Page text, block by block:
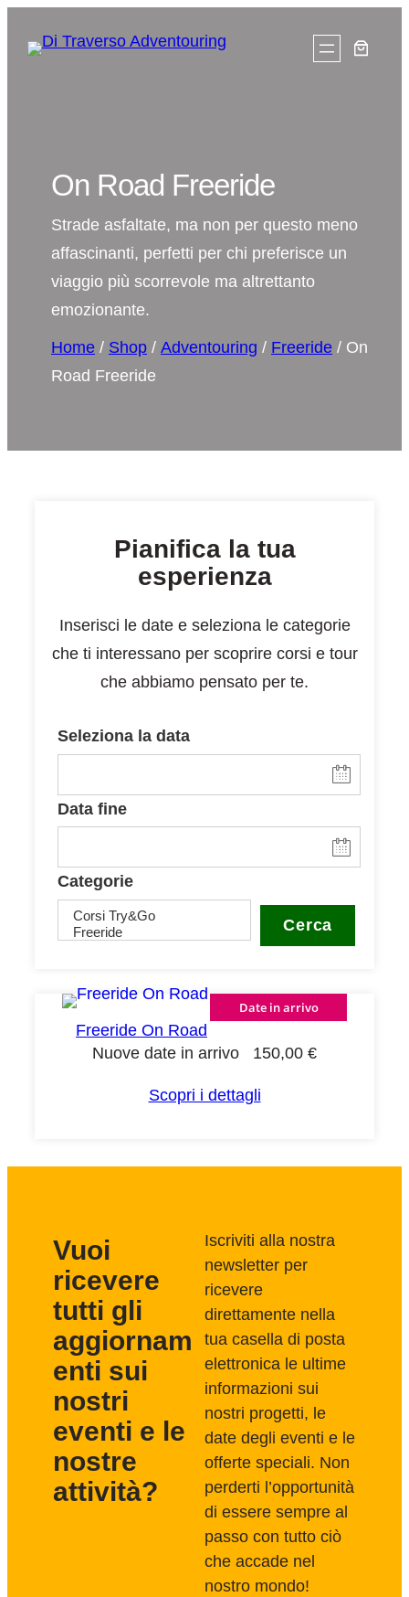
On Road Freeride
Strade asfaltate, ma non per questo meno
affascinanti, perfetti per chi preferisce un
viaggio più scorrevole ma altrettanto
emozionante.
Home / Shop / Adventouring / Freeride / On
Road Freeride
Pianifica la tua
esperienza
Inserisci le date e seleziona le categorie
che ti interessano per scoprire corsi e tour
che abbiamo pensato per te.
Seleziona la data
Data fine
Categorie
Cerca
Date in arrivo
Freeride On Road
Nuove date in arrivo
150,00 €
Scopri i dettagli
Vuoi
ricevere
tutti gli
aggiornam
enti sui
nostri
eventi e le
nostre
attività?
Iscriviti alla nostra
newsletter per
ricevere
direttamente nella
tua casella di posta
elettronica le ultime
informazioni sui
nostri progetti, le
date degli eventi e le
offerte speciali. Non
perderti l’opportunità
di essere sempre al
passo con tutto ciò
che accade nel
nostro mondo!